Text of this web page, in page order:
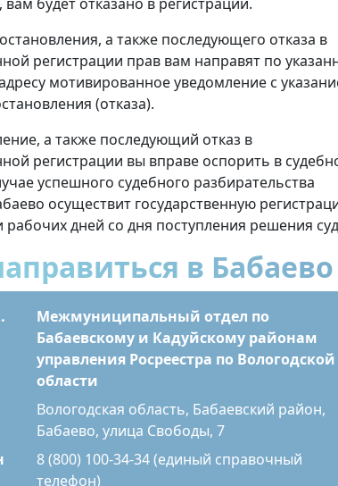
а также последующего отказа в
регистрации прав вам направят по
мотивированное уведомление с
(отказа).
а также последующий отказ в
регистрации вы вправе оспорить в
успешного судебного разбирательства
осуществит государственную
рабочих дней со дня поступления решения
в Бабаево
Межмуниципальный отдел по
Бабаевскому и Кадуйскому районам
управления Росреестра по Вологодской
области
Вологодская область, Бабаевский район,
Бабаево, улица Свободы, 7
8 (800) 100-34-34 (единый справочный
телефон)